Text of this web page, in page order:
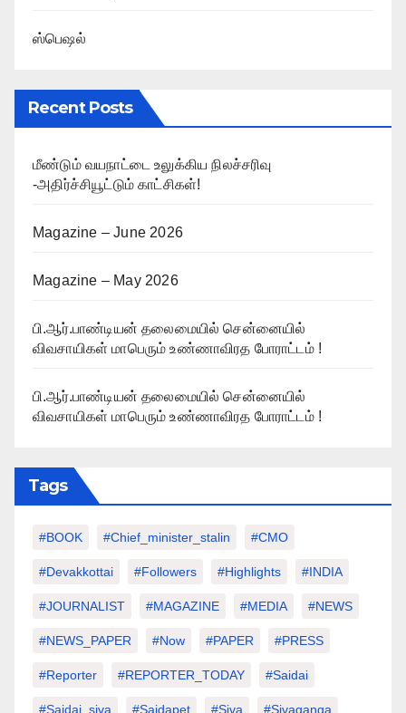
ஸ்பெஷல்
Recent Posts
மீண்டும் வயநாட்டை உலுக்கிய நிலச்சரிவு
-அதிர்ச்சியூட்டும் காட்சிகள்!
Magazine – June 2026
Magazine – May 2026
பி.ஆர்.பாண்டியன் தலைமையில் சென்னையில்
விவசாயிகள் மாபெரும் உண்ணாவிரத போராட்டம் !
பி.ஆர்.பாண்டியன் தலைமையில் சென்னையில்
விவசாயிகள் மாபெரும் உண்ணாவிரத போராட்டம் !
Tags
#BOOK #chief_minister_stalin #CMO
#devakkottai #followers #highlights #INDIA
#JOURNALIST #MAGAZINE #MEDIA #NEWS
#NEWS_PAPER #Now #PAPER #PRESS
#Reporter #REPORTER_TODAY #saidai
#saidai_siva #saidapet #Siva #Sivaganga